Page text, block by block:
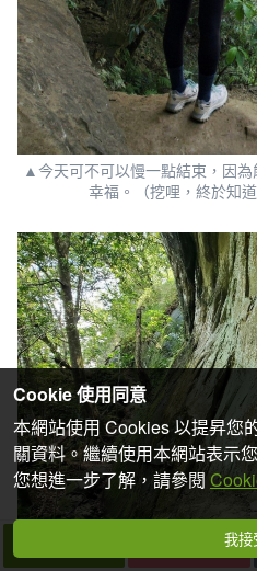
▲今天可不可以慢一點結束，因
幸福。（挖哩，終於知
Cookie 使用同意
本網站使用 Cookies 以提昇您
關資料。繼續使用本網站表示
您想進一步了解，請參閱
我接